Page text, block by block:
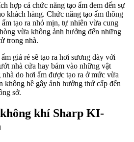
hợp cả chức năng tạo ẩm đem đến sự
khách hàng. Chức năng tạo ẩm thông
tạo ra nhỏ mịn, tự nhiên vừa cung
vừa không ảnh hưởng đến những
trong nhà.
giá rẻ sẽ tạo ra hơi sương dày với
nhà cửa hay bám vào những vật
do hơi ẩm được tạo ra ở mức vừa
không hề gây ảnh hưởng thứ cấp đến
sở.
khí Sharp KI-